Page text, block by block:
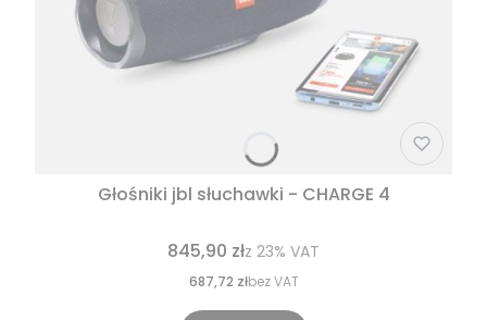
Głośniki jbl słuchawki - CHARGE 4
845,90 złz 23% VAT
687,72 złbez VAT